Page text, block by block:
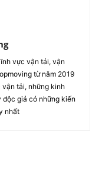
vực vận tải, vận
từ năm 2019
tải, những kinh
độc giả có những kiến
nhất